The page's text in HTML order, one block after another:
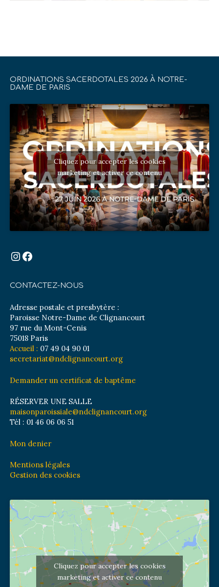
ORDINATIONS SACERDOTALES 2026 À NOTRE-
DAME DE PARIS
Cliquez pour accepter les cookies
marketing et activer ce contenu
Instagram
Facebook
CONTACTEZ-NOUS
Adresse postale et presbytère :
Paroisse Notre-Dame de Clignancourt
97 rue du Mont-Cenis
75018 Paris
Accueil : 07 49 04 90 01
secretariat@ndclignancourt.org
Demander un certificat de baptême
RÉSERVER UNE SALLE
maisonparoissiale@ndclignancourt.org
Tél : 01 46 06 06 51
Mon denier
Mentions légales
Gestion des cookies
Cliquez pour accepter les cookies
marketing et activer ce contenu